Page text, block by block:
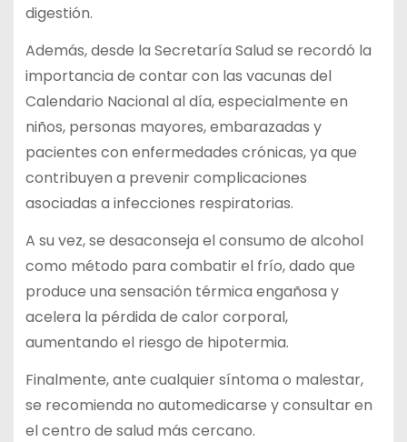
digestión.
Además, desde la Secretaría Salud se recordó la
importancia de contar con las vacunas del
Calendario Nacional al día, especialmente en
niños, personas mayores, embarazadas y
pacientes con enfermedades crónicas, ya que
contribuyen a prevenir complicaciones
asociadas a infecciones respiratorias.
A su vez, se desaconseja el consumo de alcohol
como método para combatir el frío, dado que
produce una sensación térmica engañosa y
acelera la pérdida de calor corporal,
aumentando el riesgo de hipotermia.
Finalmente, ante cualquier síntoma o malestar,
se recomienda no automedicarse y consultar en
el centro de salud más cercano.